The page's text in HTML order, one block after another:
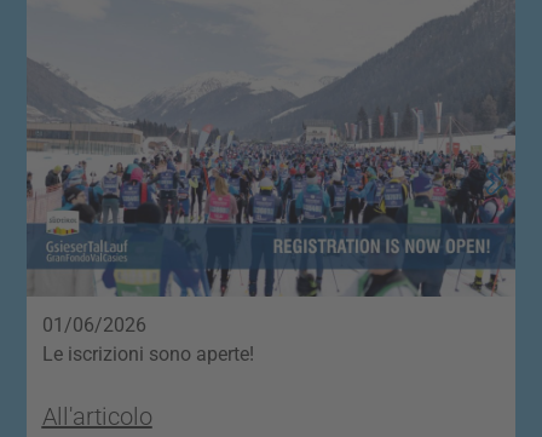
01/06/2026
Le iscrizioni sono aperte!
All'articolo